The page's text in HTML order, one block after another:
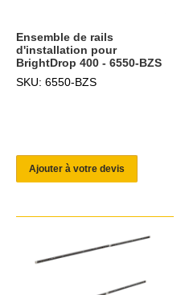
Ensemble de rails
d'installation pour
BrightDrop 400 - 6550-BZS
SKU: 6550-BZS
Ajouter à votre devis